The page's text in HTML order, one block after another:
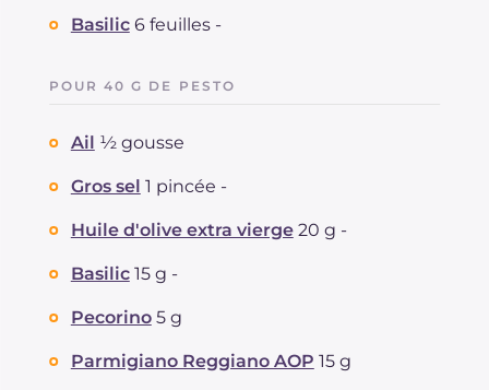
Basilic 6 feuilles -
POUR 40 G DE PESTO
Ail ½ gousse
Gros sel 1 pincée -
Huile d'olive extra vierge 20 g -
Basilic 15 g -
Pecorino 5 g
Parmigiano Reggiano AOP 15 g